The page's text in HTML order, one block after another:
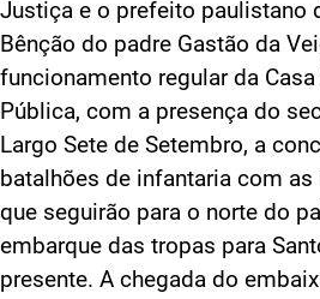
Justiça e o prefeito paulistano
Bênção do padre Gastão da
funcionamento regular da
Pública, com a presença do
Largo Sete de Setembro, a
batalhões de infantaria com
que seguirão para o norte do
embarque das tropas para
presente. A chegada do